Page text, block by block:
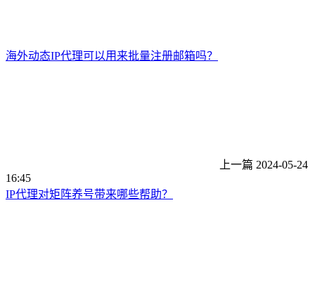
海外动态IP代理可以用来批量注册邮箱吗？
上一篇 2024-05-24
16:45
IP代理对矩阵养号带来哪些帮助？